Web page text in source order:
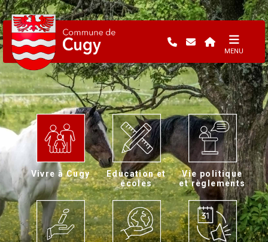
MENU
Vivre à Cugy
Education et
écoles
Vie politique
et règlements